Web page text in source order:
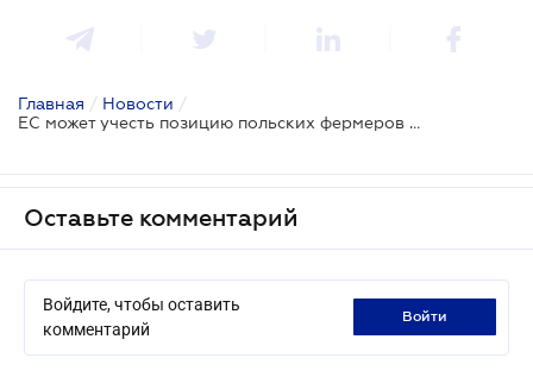
Главная / Новости /
ЕС может учесть позицию польских фермеров в обновленном торговом договоре с Украиной
Оставьте комментарий
Войдите, чтобы оставить
комментарий
войти